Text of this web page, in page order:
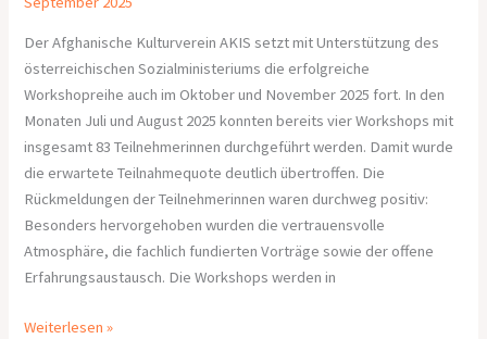
Der Afghanische Kulturverein AKIS setzt mit Unterstützung des
österreichischen Sozialministeriums die erfolgreiche
Workshopreihe auch im Oktober und November 2025 fort. In den
Monaten Juli und August 2025 konnten bereits vier Workshops mit
insgesamt 83 Teilnehmerinnen durchgeführt werden. Damit wurde
die erwartete Teilnahmequote deutlich übertroffen. Die
Rückmeldungen der Teilnehmerinnen waren durchweg positiv:
Besonders hervorgehoben wurden die vertrauensvolle
Atmosphäre, die fachlich fundierten Vorträge sowie der offene
Erfahrungsaustausch. Die Workshops werden in
Weiterlesen »